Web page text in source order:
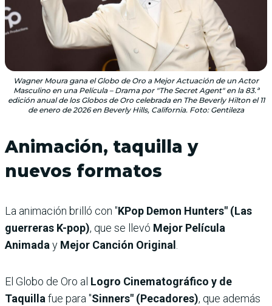
Wagner Moura gana el Globo de Oro a Mejor Actuación de un Actor
Masculino en una Película – Drama por "The Secret Agent" en la 83.ª
edición anual de los Globos de Oro celebrada en The Beverly Hilton el 11
de enero de 2026 en Beverly Hills, California. Foto: Gentileza
Animación, taquilla y
nuevos formatos
La animación brilló con "KPop Demon Hunters" (Las
guerreras K-pop), que se llevó Mejor Película
Animada y Mejor Canción Original
El Globo de Oro al Logro Cinematográfico y de
Taquilla fue para "Sinners" (Pecadores), que además